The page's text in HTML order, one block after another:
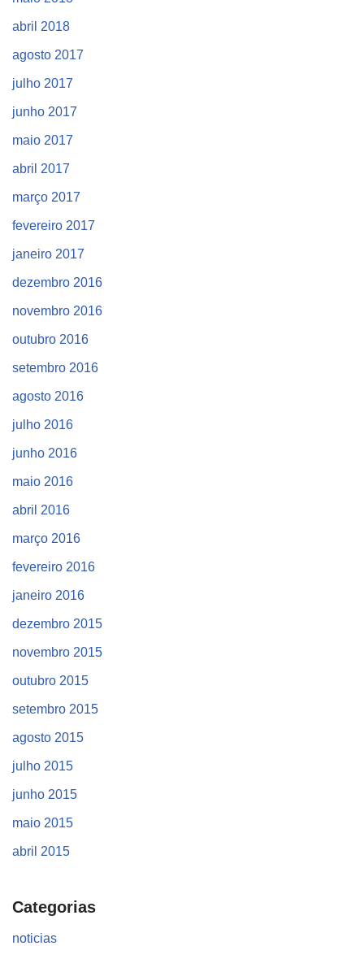
abril 2018
agosto 2017
julho 2017
junho 2017
maio 2017
abril 2017
março 2017
fevereiro 2017
janeiro 2017
dezembro 2016
novembro 2016
outubro 2016
setembro 2016
agosto 2016
julho 2016
junho 2016
maio 2016
abril 2016
março 2016
fevereiro 2016
janeiro 2016
dezembro 2015
novembro 2015
outubro 2015
setembro 2015
agosto 2015
julho 2015
junho 2015
maio 2015
abril 2015
Categorias
noticias